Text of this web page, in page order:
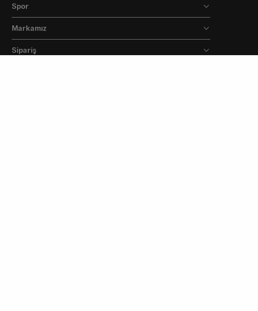
Spor
Markamız
Sipariş